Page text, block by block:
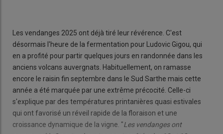
Les vendanges 2025 ont déjà tiré leur révérence. C'est
désormais l'heure de la fermentation pour Ludovic Gigou, qui
en a profité pour partir quelques jours en randonnée dans les
anciens volcans auvergnats. Habituellement, on ramasse
encore le raisin fin septembre dans le Sud Sarthe mais cette
année a été marquée par une extrême précocité. Celle-ci
s'explique par des températures printanières quasi estivales
qui ont favorisé un réveil rapide de la floraison et une
croissance dynamique de la vigne. "Les vendanges ont